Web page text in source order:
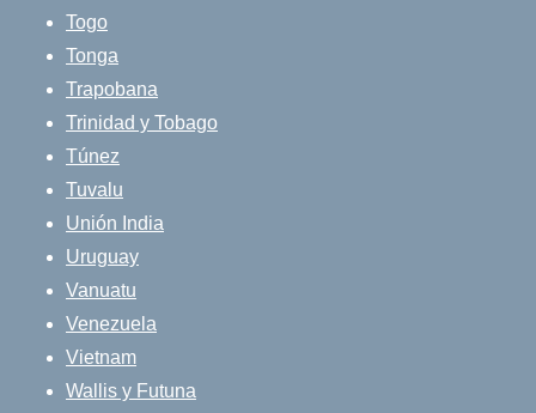
Togo
Tonga
Trapobana
Trinidad y Tobago
Túnez
Tuvalu
Unión India
Uruguay
Vanuatu
Venezuela
Vietnam
Wallis y Futuna